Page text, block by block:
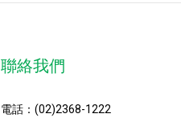
聯絡我們
電話： (02)2368-1222